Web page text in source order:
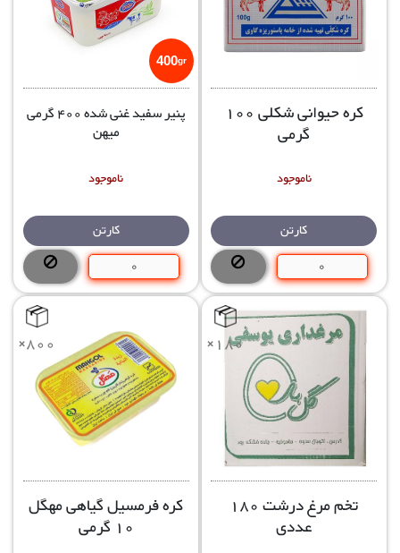
کره حیوانی شکلی 100
گرمی
ناموجود
کارتن
400gr
پنیر سفید غنی شده 400 گرمی
میهن
ناموجود
کارتن
×180
تخم مرغ درشت 180
عددی
×800
کره فرمسیل گیاهی مهگل
10 گرمی